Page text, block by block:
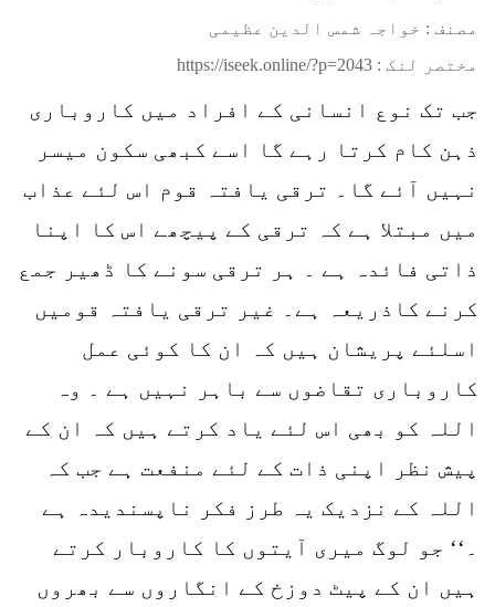
مصنف : خواجہ شمس الدین عظیمی
مختصر لنک : https://iseek.online/?p=2043
جب تک نوع انسانی کے افراد میں کاروباری
ذہن کام کرتا رہے گا اسے کبھی سکون میسر
نہیں آئے گا۔ ترقی یافتہ قوم اس لئے عذاب
میں مبتلا ہے کہ ترقی کے پیچھے اس کا اپنا
ذاتی فائدہ ہے ۔ ہر ترقی سونے کا ڈھیر جمع
کرنے کاذریعہ ہے۔ غیر ترقی یافتہ قومیں
اسلئے پریشان ہیں کہ ان کا کوئی عمل
کاروباری تقاضوں سے باہر نہیں ہے ۔ وہ
اللہ کو بھی اس لئے یاد کرتے ہیں کہ ان کے
پیش نظر اپنی ذات کے لئے منفعت ہے جب کہ
اللہ کے نزدیک یہ طرز فکر ناپسندیدہ ہے
۔‘‘ جو لوگ میری آیتوں کا کاروبار کرتے
ہیں ان کے پیٹ دوزخ کے انگاروں سے بھروں